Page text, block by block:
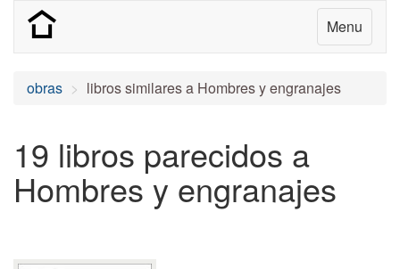
Menu
obras libros similares a Hombres y engranajes
19 libros parecidos a
Hombres y engranajes